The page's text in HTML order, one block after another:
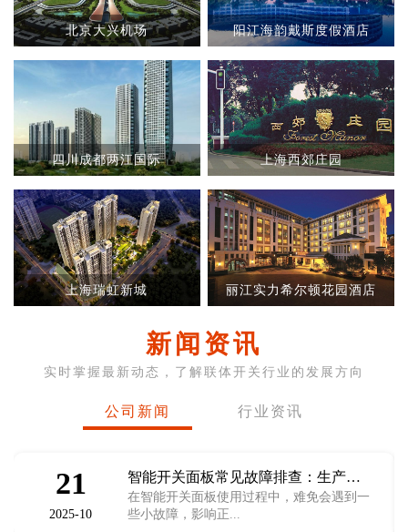
北京大兴机场 阳江海韵戴斯度假酒店
四川成都两江国际 上海西郊庄园
上海瑞虹新城 丽江实力希尔顿花园酒店
新闻资讯
实时掌握最新动态，了解联体开关行业的发展方向
公司新闻 行业资讯
21
2025-10
智能开关面板常见故障排查：生产厂家教你轻松解决使用难题
在智能开关面板使用过程中，难免会遇到一
些小故障，影响正...